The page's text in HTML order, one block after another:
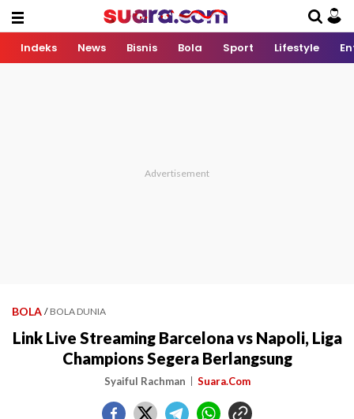
Indeks News Bisnis Bola Sport Lifestyle
BOLA / BOLA DUNIA
Link Live Streaming Barcelona vs Napoli, Liga
Champions Segera Berlangsung
Syaiful Rachman Suara.Com